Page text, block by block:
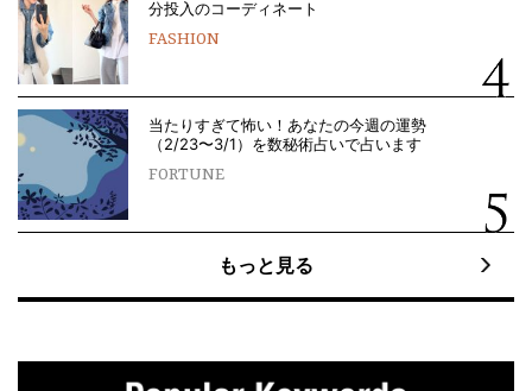
分投入のコーディネート
FASHION
当たりすぎて怖い！あなたの今週の運勢
（2/23〜3/1）を数秘術占いで占います
FORTUNE
もっと見る